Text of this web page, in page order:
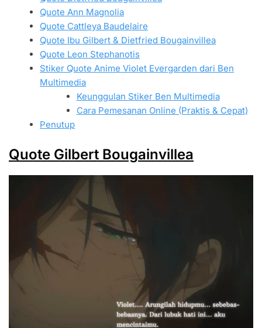
Quote Ann Magnolia
Quote Cattleya Baudelaire
Quote Ibu Gilbert & Dietfried Bougainvillea
Quote Leon Stephanotis
Stiker Quote Anime Violet Evergarden dari Ben
Multimedia
Keunggulan Stiker Ben Multimedia
Cara Pemesanan Online (Praktis & Cepat)
Penutup
Quote Gilbert Bougainvillea